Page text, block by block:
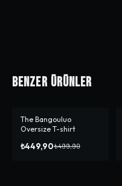
Benzer Ürünler
-%10
The Bangouluo
Oversize T-shirt
₺449,90₺499,90